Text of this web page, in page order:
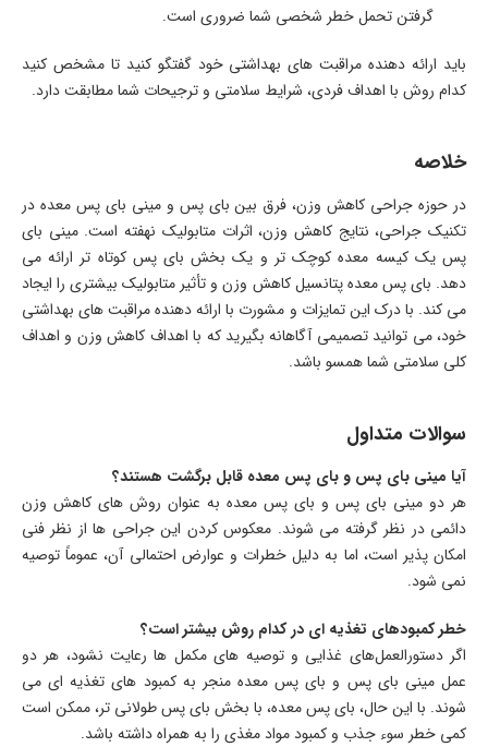
گرفتن تحمل خطر شخصی شما ضروری است.
باید ارائه دهنده مراقبت های بهداشتی خود گفتگو کنید تا مشخص کنید
کدام روش با اهداف فردی، شرایط سلامتی و ترجیحات شما مطابقت دارد.
خلاصه
در حوزه جراحی کاهش وزن، فرق بین بای پس و مینی بای پس معده در
تکنیک جراحی، نتایج کاهش وزن، اثرات متابولیک نهفته است. مینی بای
پس یک کیسه معده کوچک تر و یک بخش بای پس کوتاه تر ارائه می
دهد. بای پس معده پتانسیل کاهش وزن و تأثیر متابولیک بیشتری را ایجاد
می کند. با درک این تمایزات و مشورت با ارائه دهنده مراقبت های بهداشتی
خود، می توانید تصمیمی آگاهانه بگیرید که با اهداف کاهش وزن و اهداف
کلی سلامتی شما همسو باشد.
سوالات متداول
آیا مینی بای پس و بای پس معده قابل برگشت هستند؟
هر دو مینی بای پس و بای پس معده به عنوان روش های کاهش وزن
دائمی در نظر گرفته می شوند. معکوس کردن این جراحی ها از نظر فنی
امکان پذیر است، اما به دلیل خطرات و عوارض احتمالی آن، عموماً توصیه
نمی شود.
خطر کمبودهای تغذیه ای در کدام روش بیشتر است؟
اگر دستورالعمل‌های غذایی و توصیه‌ های مکمل‌ ها رعایت نشود، هر دو
عمل مینی بای ‌پس و بای ‌پس معده منجر به کمبود های تغذیه‌ ای می
شوند. با این حال، بای پس معده، با بخش بای پس طولانی تر، ممکن است
کمی خطر سوء جذب و کمبود مواد مغذی را به همراه داشته باشد.